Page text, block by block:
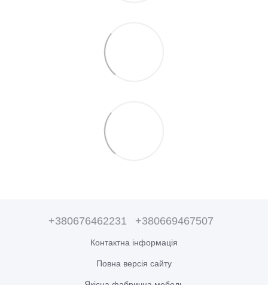
+380676462231 +380669467507
Контактна інформація
Повна версія сайту